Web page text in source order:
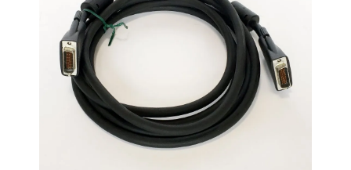
株式会社K ご担当者J様 2017年03月ご購入